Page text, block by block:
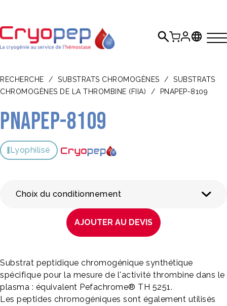
RECHERCHE / SUBSTRATS CHROMOGÈNES /
SUBSTRATS
CHROMOGÈNES DE LA THROMBINE (FIIA)
/ PNAPEP-8109
pNAPEP-8109
Lyophilisé
Choix du conditionnement
AJOUTER AU DEVIS
Substrat peptidique chromogénique synthétique
spécifique pour la mesure de l'activité thrombine dans le
plasma : équivalent Pefachrome® TH 5251.
Les peptides chromogéniques sont également utilisés